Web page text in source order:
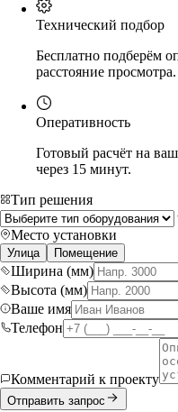
Технический подбор
Бесплатно подберём
расстояние просмотра.
Оперативность
Готовый расчёт на
через 15 минут.
Тип решения
Место установки
Улица Помещение
Ширина (мм)
Высота (мм)
Ваше имя
Телефон
Комментарий к проекту
Отправить запрос